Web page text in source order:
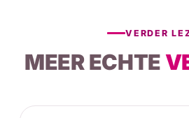
VERDER
MEER ECHTE